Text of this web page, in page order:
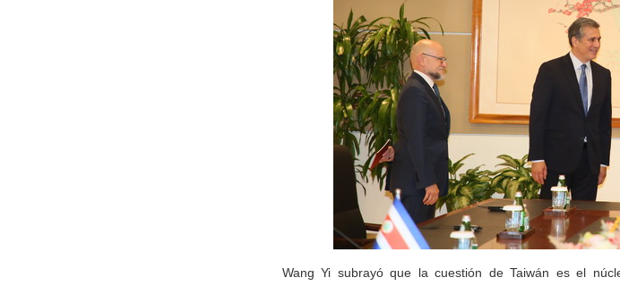
Wang Yi subrayó que la cuestión de Taiwán es el